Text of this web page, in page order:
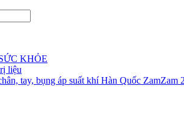
KHỎE
liệu
tay, bụng áp suất khí Hàn Quốc ZamZam